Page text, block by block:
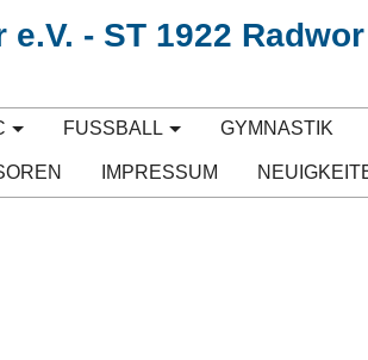
- ST 1922 Radwor
FUSSBALL GYMNASTIK
IMPRESSUM